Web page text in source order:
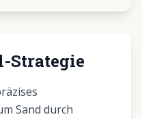
Strategie
Sand durch